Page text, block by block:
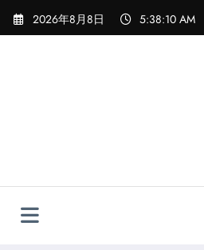
プ
2026年8月8日 5:38:11 AM